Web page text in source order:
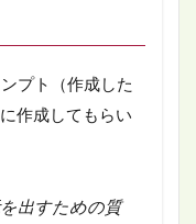
プト（作成した
作成してもらい
出すための質